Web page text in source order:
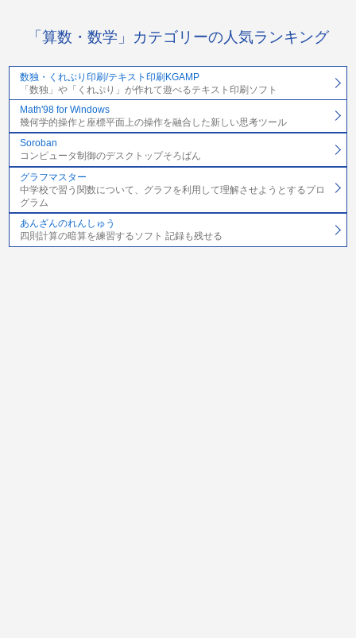
「算数・数学」カテゴリーの人気ランキング
数独・くれぷり印刷/テキスト印刷KGAMP
「数独」や「くれぷり」が作れて遊べるテキスト印刷ソフト
Math'98 for Windows
幾何学的操作と座標平面上の操作を融合した新しい思考ツール
Soroban
コンピュータ制御のデスクトップそろばん
グラフマスター
中学校で習う関数について、グラフを利用して理解させようとするプロ
グラム
あんざんのれんしゅう
四則計算の暗算を練習するソフト 記録も残せる